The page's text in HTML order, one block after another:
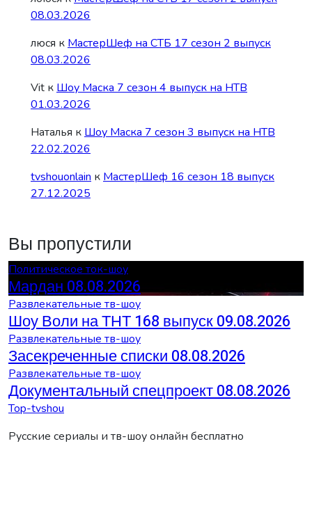
08.03.2026
люся к МастерШеф на СТБ 17 сезон 2 выпуск
08.03.2026
Vit к Шоу Маска 7 сезон 4 выпуск на НТВ
01.03.2026
Наталья к Шоу Маска 7 сезон 3 выпуск на НТВ
22.02.2026
tvshouonlain к МастерШеф 16 сезон 18 выпуск
27.12.2025
Вы пропустили
Политическое ток-шоу
Мардан 08.08.2026
Развлекательные тв-шоу
Шоу Воли на ТНТ 168 выпуск 09.08.2026
Развлекательные тв-шоу
Засекреченные списки 08.08.2026
Развлекательные тв-шоу
Документальный спецпроект 08.08.2026
Top-tvshou
Русские сериалы и тв-шоу онлайн бесплатно